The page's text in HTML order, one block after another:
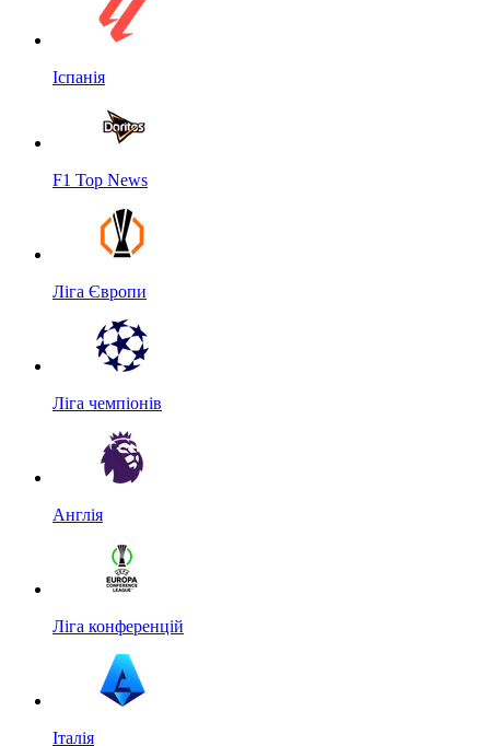
Іспанія
F1 Top News
Ліга Європи
Ліга чемпіонів
Англія
Ліга конференцій
Італія